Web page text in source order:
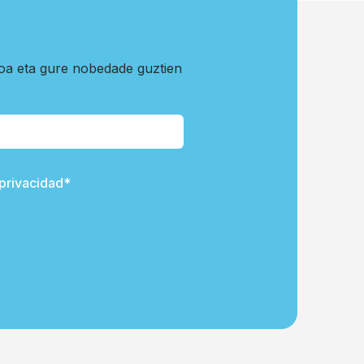
eta gure nobedade guztien